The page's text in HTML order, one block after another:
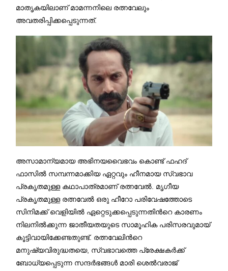
മാതൃകയിലാണ് മാമന്നനിലെ രത്നവേലും
അവതരിപ്പിക്കപ്പെടുന്നത്.
അസാമാന്യമായ അഭിനയവെെഭവം കൊണ്ട് ഫഹദ്
ഫാസില്‍ സമ്പന്നമാക്കിയ ഏറ്റവും ഹീനമായ സ്വഭാവ
പ്രകൃതമുള്ള കഥാപാത്രമാണ് രത്നവേല്‍. മൃഗീയ
പ്രകൃതമുള്ള രത്നവേല്‍ ഒരു ഹീറോ പരിവേഷത്തോടെ
സിനിമക്ക് വെളിയില്‍ ഏറ്റെടുക്കപ്പെടുന്നതിന്‍റെ കാരണം
നിലനില്‍ക്കുന്ന ജാതീയതയുടെ സാമൂഹിക പരിസരവുമായ്
കൂട്ടിവായിക്കേണ്ടതുണ്ട്. രത്നവേലിന്‍റെ
മനുഷ്യവിരുദ്ധതയെ, സ്വഭാവത്തെ പ്രേക്ഷകര്‍ക്ക്
ബോധ്യപ്പെടുന്ന സന്ദര്‍ഭങ്ങള്‍ മാരി ശെല്‍വരാജ്